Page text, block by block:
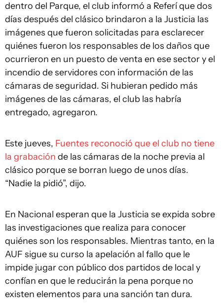
dentro del Parque, el club informó a Referí que dos
días después del clásico brindaron a la Justicia las
imágenes que fueron solicitadas para esclarecer
quiénes fueron los responsables de los daños que
ocurrieron en un puesto de venta en ese sector y el
incendio de servidores con información de las
cámaras de seguridad. Si hubieran pedido más
imágenes de las cámaras, el club las habría
entregado, agregaron.
Este jueves, Fuentes reconoció que el club no tiene
la grabación de las cámaras de la noche previa al
clásico porque se borran luego de unos días.
“Nadie la pidió”, dijo.
En Nacional esperan que la Justicia se expida sobre
las investigaciones que realiza para conocer
quiénes son los responsables. Mientras tanto, en la
AUF sigue su curso la apelación al fallo que le
impide jugar con público dos partidos de local y
confían en que le reducirán la pena porque no
existen elementos para una sanción tan dura.